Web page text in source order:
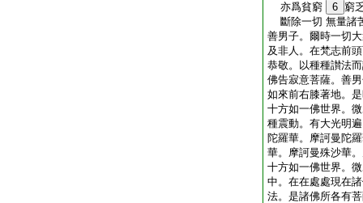
亦爲貧窮
6 窮
斷除一切 無量諸
善男子。爾時一切
及非人。在梵志前
恭敬。以種種讃法
佛告寂意菩薩。善
如來前右膝著地。
十方如一佛世界。
種震動。有大光明
陀羅華。摩訶曼陀
華。摩訶曼殊沙華
十方如一佛世界。
中。在在處處現在
法。是諸佛所各有